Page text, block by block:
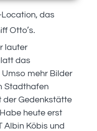
das
Otto’s.
lauter
das
mehr Bilder
Stadthafen
der Gedenkstätte
heute erst
Albin Köbis und